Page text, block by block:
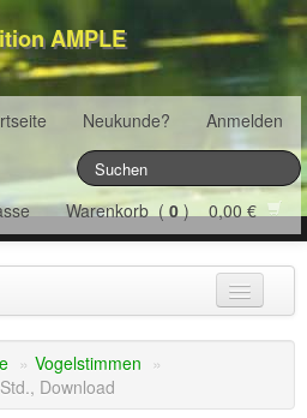
AMPLE
Neukunde? Anmelden
Warenkorb (0) 0,00 €
» Vogelstimmen »
Download